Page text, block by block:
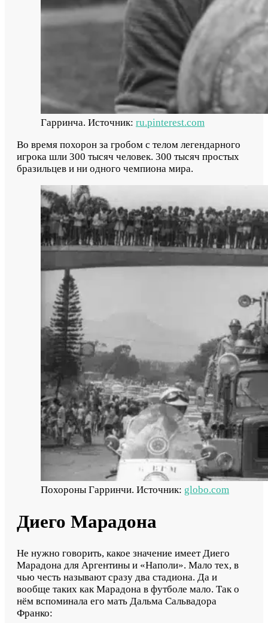
Гарринча. Источник: ru.pinterest.com
Во время похорон за гробом с телом легендарного
игрока шли 300 тысяч человек. 300 тысяч простых
бразильцев и ни одного чемпиона мира.
Похороны Гарринчи. Источник: globo.com
Диего Марадона
Не нужно говорить, какое значение имеет Диего
Марадона для Аргентины и «Наполи». Мало тех, в
чью честь называют сразу два стадиона. Да и
вообще таких как Марадона в футболе мало. Так о
нём вспоминала его мать Дальма Сальвадора
Франко: